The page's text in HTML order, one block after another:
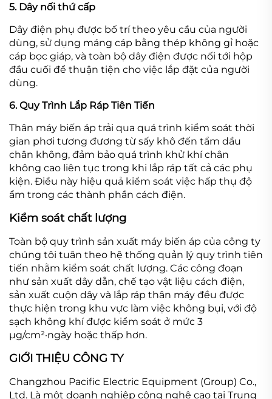
5. Dây nối thứ cấp
Dây điện phụ được bố trí theo yêu cầu của người
dùng, sử dụng máng cáp bằng thép không gỉ hoặc
cáp bọc giáp, và toàn bộ dây điện được nối tới hộp
đầu cuối để thuận tiện cho việc lắp đặt của người
dùng.
6. Quy Trình Lắp Ráp Tiên Tiến
Thân máy biến áp trải qua quá trình kiểm soát thời
gian phơi tương đương từ sấy khô đến tẩm dầu
chân không, đảm bảo quá trình khử khí chân
không cao liên tục trong khi lắp ráp tất cả các phụ
kiện. Điều này hiệu quả kiểm soát việc hấp thụ độ
ẩm trong các thành phần cách điện.
Kiểm soát chất lượng
Toàn bộ quy trình sản xuất máy biến áp của công ty
chúng tôi tuân theo hệ thống quản lý quy trình tiên
tiến nhằm kiểm soát chất lượng. Các công đoạn
như sản xuất dây dẫn, chế tạo vật liệu cách điện,
sản xuất cuộn dây và lắp ráp thân máy đều được
thực hiện trong khu vực làm việc không bụi, với độ
sạch không khí được kiểm soát ở mức 3
μg/cm²·ngày hoặc thấp hơn.
GIỚI THIỆU CÔNG TY
Changzhou Pacific Electric Equipment (Group) Co.,
Ltd. Là một doanh nghiệp công nghệ cao tại Trung